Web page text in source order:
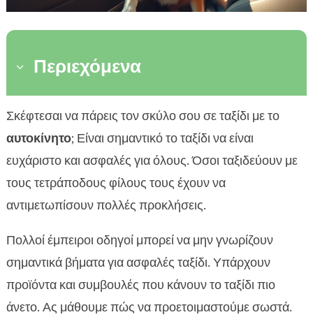
3 Περιεχόμενα
 Προετοιμασία του αυτοκινήτου για τον σκύλο
 Μεταφορά σκύλου σε αυτοκίνητο: Βασικά
βήματα ασφάλειας
Προϊόντα που κάνουν το ταξίδι πιο άνετο
Προετοιμασία του σκύλου για το ταξίδι
 Συμβουλές για μακρινά ταξίδια με τον σκύλο
 Ασφαλής και άνετη μεταφορά κατοικιδίου
σκύλου

Διαχείριση τού άγχους του σκύλου κατά τη
Σκέφτεσαι να πάρεις τον σκύλο σου σε ταξίδι με το
αυτοκίνητο; Είναι σημαντικό το ταξίδι να είναι
ευχάριστο και ασφαλές για όλους. Όσοι ταξιδεύουν με
τους τετράποδους φίλους τους έχουν να
αντιμετωπίσουν πολλές προκλήσεις.
Πολλοί έμπειροι οδηγοί μπορεί να μην γνωρίζουν
σημαντικά βήματα για ασφαλές ταξίδι. Υπάρχουν
προϊόντα και συμβουλές που κάνουν το ταξίδι πιο
άνετο. Ας μάθουμε πώς να προετοιμαστούμε σωστά.